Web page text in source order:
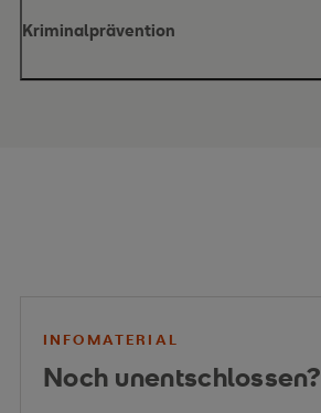
Schutzfaktoren
Kriminalprävention
Präventionsebenen
INFOMATERIAL
Noch unentschlossen?